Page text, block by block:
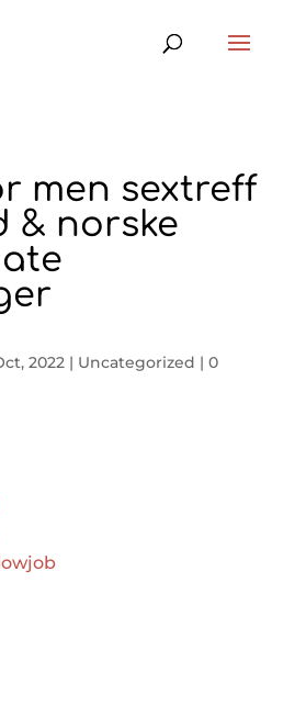
men sextreff
& norske
2022| Uncategorized | 0